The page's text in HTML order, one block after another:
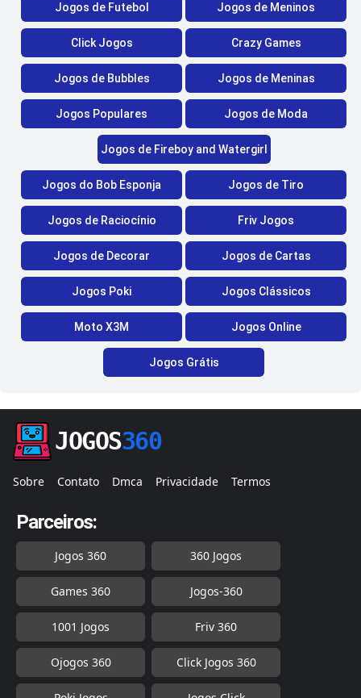
Jogos de Futebol Jogos de Meninos
Click Jogos Crazy Games
Jogos de Bubbles Jogos de Meninas
Jogos Populares Jogos de Moda
Jogos de Fireboy and Watergirl
Jogos do Bob Esponja Jogos de Tiro
Jogos de Raciocínio Friv Jogos
Jogos de Decorar Jogos de Cartas
Jogos Poki Jogos Clássicos
Moto X3M Jogos Online
Jogos Grátis
JOGOS360
Sobre Contato Dmca Privacidade Termos
Parceiros:
Jogos 360 360 Jogos
Games 360 Jogos-360
1001 Jogos Friv 360
Ojogos 360 Click Jogos 360